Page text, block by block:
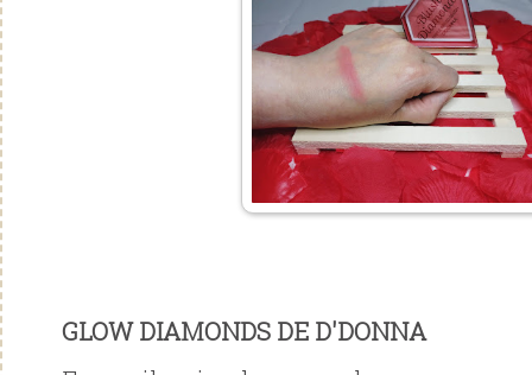
GLOW DIAMONDS DE D'DONNA